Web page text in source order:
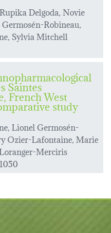
Delgoda, Novie
Robineau,
Sylvia Mitchell
Saintes
French West
study
Lionel Germosén-
Ozier-Lafontaine, Marie
Merciris